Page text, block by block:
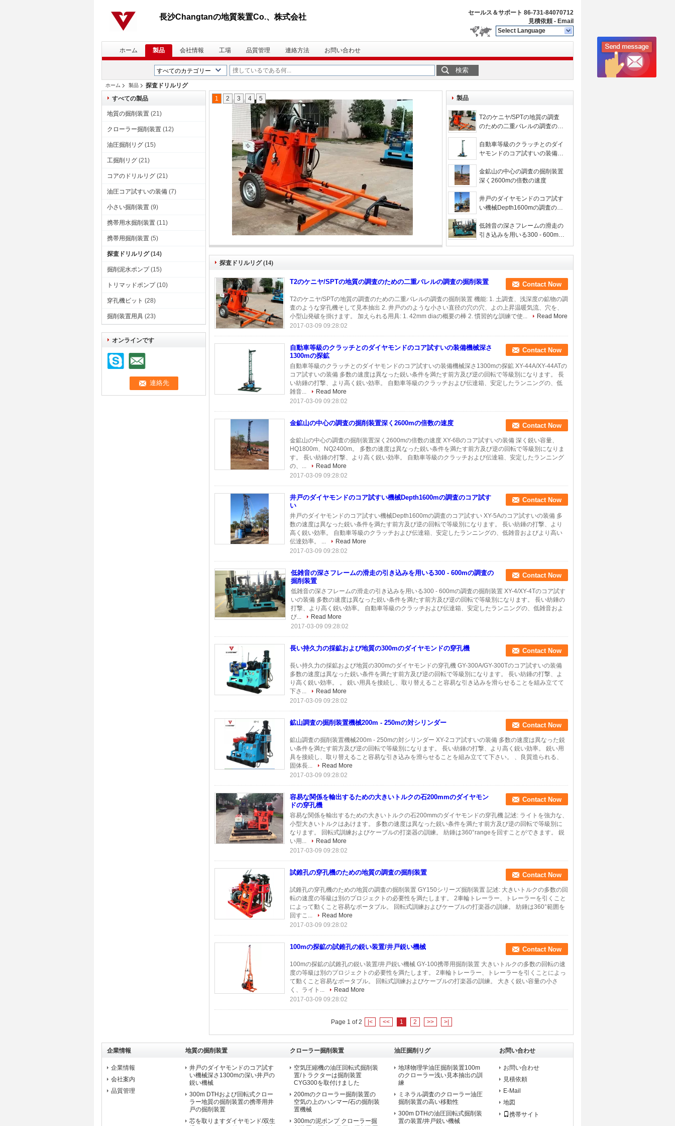
長沙Changtanの地質装置Co.、株式会社 セールス＆サポート 86-731-84070712
見積依頼 - Email
Select Language
ホーム 製品 会社情報 工場 品質管理 連絡方法 お問い合わせ
検索
ホーム 製品
探査ドリルリグ
すべての製品
地質の掘削装置 (21)
クローラー掘削装置 (12)
油圧掘削リグ (15)
工掘削リグ (21)
コアのドリルリグ (21)
油圧コア試すいの装備 (7)
小さい掘削装置 (9)
携帯用水掘削装置 (11)
携帯用掘削装置 (5)
探査ドリルリグ (14)
掘削泥水ポンプ (15)
トリマッドポンプ (10)
穿孔機ビット (28)
掘削装置用具 (23)
オンラインです
1 2 3 4 5 製品
T2のケニヤ/SPTの地質の調査
のための二重バレルの調査の掘
自動車等級のクラッチとのダイ
ヤモンドのコア試すいの装備機
金鉱山の中心の調査の掘削装置
深く2600mの倍数の速度
井戸のダイヤモンドのコア試す
い機械Depth1600mの調査のコ
低雑音の深さフレームの滑走の
引き込みを用いる300 - 600mの
探査ドリルリグ (14)
T2のケニヤ/SPTの地質の調査のための二重バレルの調査の掘削装置 Contact Now
T2のケニヤ/SPTの地質の調査のための二重バレルの調査の掘削装置 機能: 1. 土調査、浅深度の鉱物の調
査のような穿孔機そして見本抽出 2. 井戸ののような小さい直径の穴の穴、よの上昇温暖気流、穴を、
小型山発破を掛けます。 加えられる用具: 1. 42mm diaの概要の棒 2. 慣習的な訓練で使...
Read More
2017-03-09 09:28:02
自動車等級のクラッチとのダイヤモンドのコア試すいの装備機械深さ
1300mの探鉱
Contact Now
自動車等級のクラッチとのダイヤモンドのコア試すいの装備機械深さ1300mの探鉱 XY-44A/XY-44ATの
コア試すいの装備 多数の速度は異なった鋭い条件を満たす前方及び逆の回転で等級別になります。 長
い紡錘の打撃、より高く鋭い効率。 自動車等級のクラッチおよび伝達箱、安定したランニングの、低
雑音...
Read More
2017-03-09 09:28:02
金鉱山の中心の調査の掘削装置深く2600mの倍数の速度 Contact Now
金鉱山の中心の調査の掘削装置深く2600mの倍数の速度 XY-6Bのコア試すいの装備 深く鋭い容量、
HQ1800m、NQ2400m。 多数の速度は異なった鋭い条件を満たす前方及び逆の回転で等級別になりま
す。 長い紡錘の打撃、より高く鋭い効率。 自動車等級のクラッチおよび伝達箱、安定したランニング
の、...
Read More
2017-03-09 09:28:02
井戸のダイヤモンドのコア試すい機械Depth1600mの調査のコア試す
い
Contact Now
井戸のダイヤモンドのコア試すい機械Depth1600mの調査のコア試すい XY-5Aのコア試すいの装備 多
数の速度は異なった鋭い条件を満たす前方及び逆の回転で等級別になります。 長い紡錘の打撃、より
高く鋭い効率。 自動車等級のクラッチおよび伝達箱、安定したランニングの、低雑音およびより高い
伝達効率。 ...
Read More
2017-03-09 09:28:02
低雑音の深さフレームの滑走の引き込みを用いる300 - 600mの調査の
掘削装置
Contact Now
低雑音の深さフレームの滑走の引き込みを用いる300 - 600mの調査の掘削装置 XY-4/XY-4Tのコア試す
いの装備 多数の速度は異なった鋭い条件を満たす前方及び逆の回転で等級別になります。 長い紡錘の
打撃、より高く鋭い効率。 自動車等級のクラッチおよび伝達箱、安定したランニングの、低雑音およ
び...
Read More
2017-03-09 09:28:02
長い持久力の採鉱および地質の300mのダイヤモンドの穿孔機 Contact Now
長い持久力の採鉱および地質の300mのダイヤモンドの穿孔機 GY-300A/GY-300Tのコア試すいの装備
多数の速度は異なった鋭い条件を満たす前方及び逆の回転で等級別になります。 長い紡錘の打撃、よ
り高く鋭い効率。 。 鋭い用具を接続し、取り替えること容易な引き込みを滑らせることを組み立てて
下さ...
Read More
2017-03-09 09:28:02
鉱山調査の掘削装置機械200m - 250mの対シリンダー Contact Now
鉱山調査の掘削装置機械200m - 250mの対シリンダー XY-2コア試すいの装備 多数の速度は異なった鋭
い条件を満たす前方及び逆の回転で等級別になります。 長い紡錘の打撃、より高く鋭い効率。 鋭い用
具を接続し、取り替えること容易な引き込みを滑らせることを組み立てて下さい。 、良質造られる、
固体長...
Read More
2017-03-09 09:28:02
容易な関係を輸出するための大きいトルクの石200mmのダイヤモン
ドの穿孔機
Contact Now
容易な関係を輸出するための大きいトルクの石200mmのダイヤモンドの穿孔機 記述: ライトを強力な、
小型大きいトルクはあけます。 多数の速度は異なった鋭い条件を満たす前方及び逆の回転で等級別に
なります。 回転式訓練およびケーブルの打楽器の訓練。 紡錘は360°rangeを回すことができます。 鋭
い用...
Read More
2017-03-09 09:28:02
試錐孔の穿孔機のための地質の調査の掘削装置 Contact Now
試錐孔の穿孔機のための地質の調査の掘削装置 GY150シリーズ掘削装置 記述: 大きいトルクの多数の回
転の速度の等級は別のプロジェクトの必要性を満たします。 2車輪トレーラー、トレーラーを引くこと
によって動くこと容易なポータブル。 回転式訓練およびケーブルの打楽器の訓練。 紡錘は360°範囲を
回すこ...
Read More
2017-03-09 09:28:02
100mの探鉱の試錐孔の鋭い装置/井戸鋭い機械 Contact Now
100mの探鉱の試錐孔の鋭い装置/井戸鋭い機械 GY-100携帯用掘削装置 大きいトルクの多数の回転の速
度の等級は別のプロジェクトの必要性を満たします。 2車輪トレーラー、トレーラーを引くことによっ
て動くこと容易なポータブル。 回転式訓練およびケーブルの打楽器の訓練。 大きく鋭い容量の小さ
く、ライト...
Read More
2017-03-09 09:28:02
Page 1 of 2 |< << 1 2 >> >|
企業情報
企業情報
会社案内
品質管理
地質の掘削装置
井戸のダイヤモンドのコア試す
い機械深さ1300mの深い井戸の
鋭い機械
300m DTHおよび回転式クロー
ラー地質の掘削装置の携帯用井
戸の掘削装置
芯を取りますダイヤモンド/双生
クローラー掘削装置
空気圧縮機の油圧回転式掘削装
置/トラクターは掘削装置
CYG300を取付けました
200mのクローラー掘削装置の
空気の上のハンマー/石の掘削装
置機械
300mの泥ポンプ クローラー掘
油圧掘削リグ
地球物理学油圧掘削装置100m
のクローラー浅い見本抽出の訓
練
ミネラル調査のクローラー油圧
掘削装置の高い移動性
300m DTHの油圧回転式掘削装
置の装置/井戸鋭い機械
お問い合わせ
お問い合わせ
見積依頼
E-Mail
地図
携帯サイト